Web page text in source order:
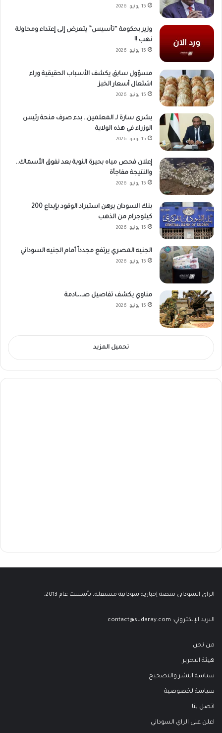
15 يونيو، 2026
وزير بحكومة “تأسيس” يتعرض إلى إعتداء ومحاولة
نهب !!
15 يونيو، 2026
مسؤول سابق يكشف الأسباب الحقيقية وراء
اشتعال أسعار الخبز
15 يونيو، 2026
بشرى سارة لـ المعلمين.. بدء صرف منحة رئيس
الوزراء في هذه الولاية
15 يونيو، 2026
إعلان فحص مياه بحيرة النوبة بعد نفوق الأسماك..
والنتيجة مفاجأة
15 يونيو، 2026
بنك السودان يرهن استيراد الوقود بإيداع 200
كيلوجرام من الذهب
15 يونيو، 2026
الجنيه المصري يرتفع مجدداً أمام الجنيه السوداني
15 يونيو، 2026
مناوي يكشف تفاصيل صـ،،ـادمة
15 يونيو، 2026
تحميل المزيد
الراي السوداني منصة إخبارية سودانية مستقلة، تأسست عام 2013.
البريد الإلكتروني: contact@sudaray.com
من نحن
هيئة التحرير
سياسة النشر والتصحيح
سياسة لخصوصية
اتصل بنا
اعلن على الراي السوداني